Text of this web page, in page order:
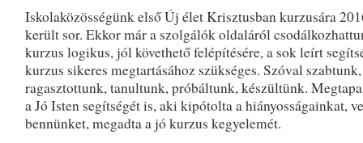
Iskolaközösségünk első Új élet Krisztusban kurzusára
került sor. Ekkor már a szolgálók oldaláról
kurzus logikus, jól követhető felépítésére, a sok leírt
kurzus sikeres megtartásához szükséges. Szóval
ragasztottunk, tanultunk, próbáltunk, készültünk.
a Jó Isten segítségét is, aki kipótolta a hiányosságainkat,
bennünket, megadta a jó kurzus kegyelemét.